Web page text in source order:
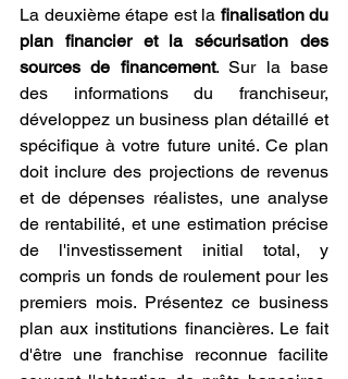
La deuxième étape est la finalisation du
plan financier et la sécurisation des
sources de financement. Sur la base
des informations du franchiseur,
développez un business plan détaillé et
spécifique à votre future unité. Ce plan
doit inclure des projections de revenus
et de dépenses réalistes, une analyse
de rentabilité, et une estimation précise
de l'investissement initial total, y
compris un fonds de roulement pour les
premiers mois. Présentez ce business
plan aux institutions financières. Le fait
d'être une franchise reconnue facilite